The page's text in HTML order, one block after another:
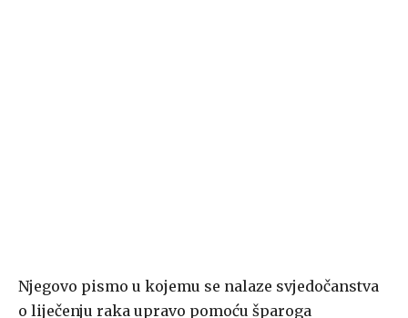
Njegovo pismo u kojemu se nalaze svjedočanstva
o liječenju raka upravo pomoću šparoga